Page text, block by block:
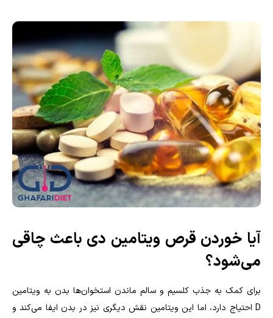
آیا خوردن قرص ویتامین دی باعث چاقی
می‌شود؟
برای کمک به جذب کلسیم و سالم ماندن استخوان‌ها بدن به ویتامین
D احتیاج دارد، اما این ویتامین نقش دیگری نیز در بدن ایفا می‌کند و